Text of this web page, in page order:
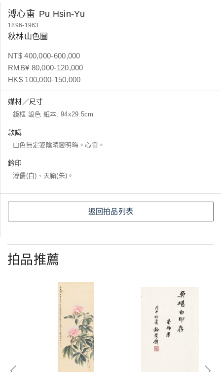
溥心畬 Pu Hsin-Yu
1896-1963
秋林山色圖
NT$ 400,000-600,000
RMB¥ 80,000-120,000
HK$ 100,000-150,000
媒材／尺寸
鏡框 設色 紙本, 94x29.5cm
款識
山色無定姿陰晴變明晦。心畬。
鈐印
溥儒(白)、天籟(朱)。
返回拍品列表
拍品推薦